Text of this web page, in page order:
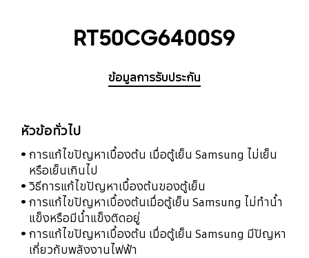
RT50CG6400S9
ข้อมูลการรับประกัน
หัวข้อทั่วไป
การแก้ไขปัญหาเบื้องต้น เมื่อตู้เย็น Samsung ไม่เย็น
หรือเย็นเกินไป
วิธีการแก้ไขปัญหาเบื้องต้นของตู้เย็น
การแก้ไขปัญหาเบื้องต้นเมื่อตู้เย็น Samsung ไม่ทำน้ำ
แข็งหรือมีน้ำแข็งติดอยู่
การแก้ไขปัญหาเบื้องต้น เมื่อตู้เย็น Samsung มีปัญหา
เกี่ยวกับพลังงานไฟฟ้า